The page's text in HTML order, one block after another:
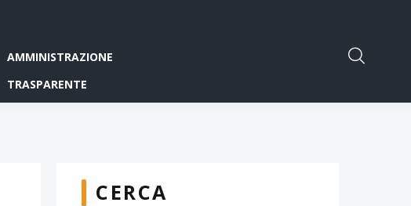
AMMINISTRAZIONE
TRASPARENTE
CERCA